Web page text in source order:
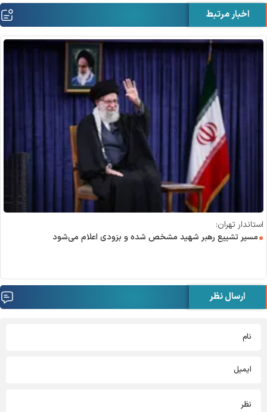
اخبار مرتبط
استاندار تهران:
مسیر تشییع رهبر شهید مشخص شده و بزودی اعلام می‌شود
ارسال نظر